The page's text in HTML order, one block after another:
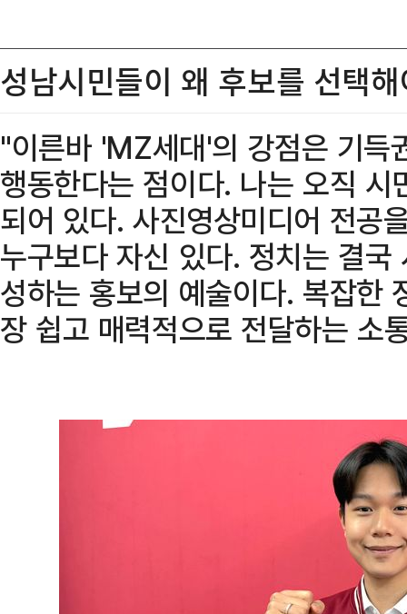
성남시민들이 왜 후보를 선택
"이른바 'MZ세대'의 강점은 기득
행동한다는 점이다. 나는 오직
되어 있다. 사진영상미디어 전공
누구보다 자신 있다. 정치는 결
성하는 홍보의 예술이다. 복잡한
장 쉽고 매력적으로 전달하는 소